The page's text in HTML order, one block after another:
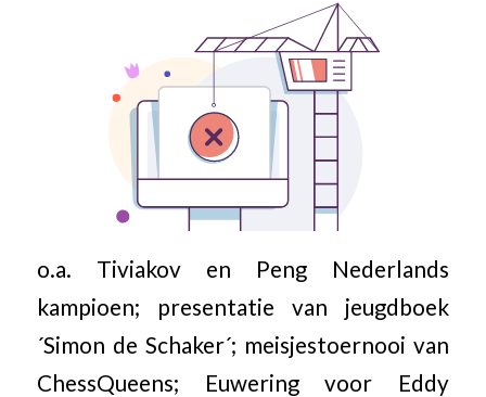
o.a. Tiviakov en Peng Nederlands
kampioen; presentatie van jeugdboek
´Simon de Schaker´; meisjestoernooi van
ChessQueens; Euwering voor Eddy